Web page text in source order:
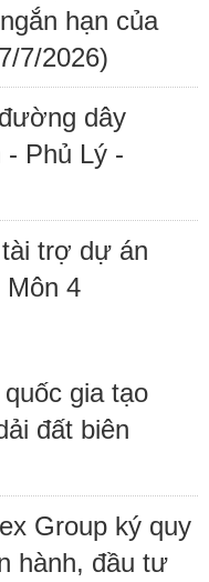
hạn của
7/2026)
dây
- Phủ Lý -
trợ dự án
Môn 4
gia tạo
đất biên
Group ký quy
hành, đầu tư